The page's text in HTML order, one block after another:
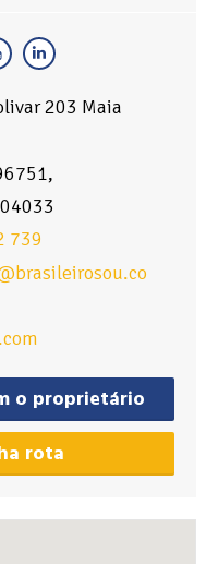
203 Maia
739
o proprietário
rota